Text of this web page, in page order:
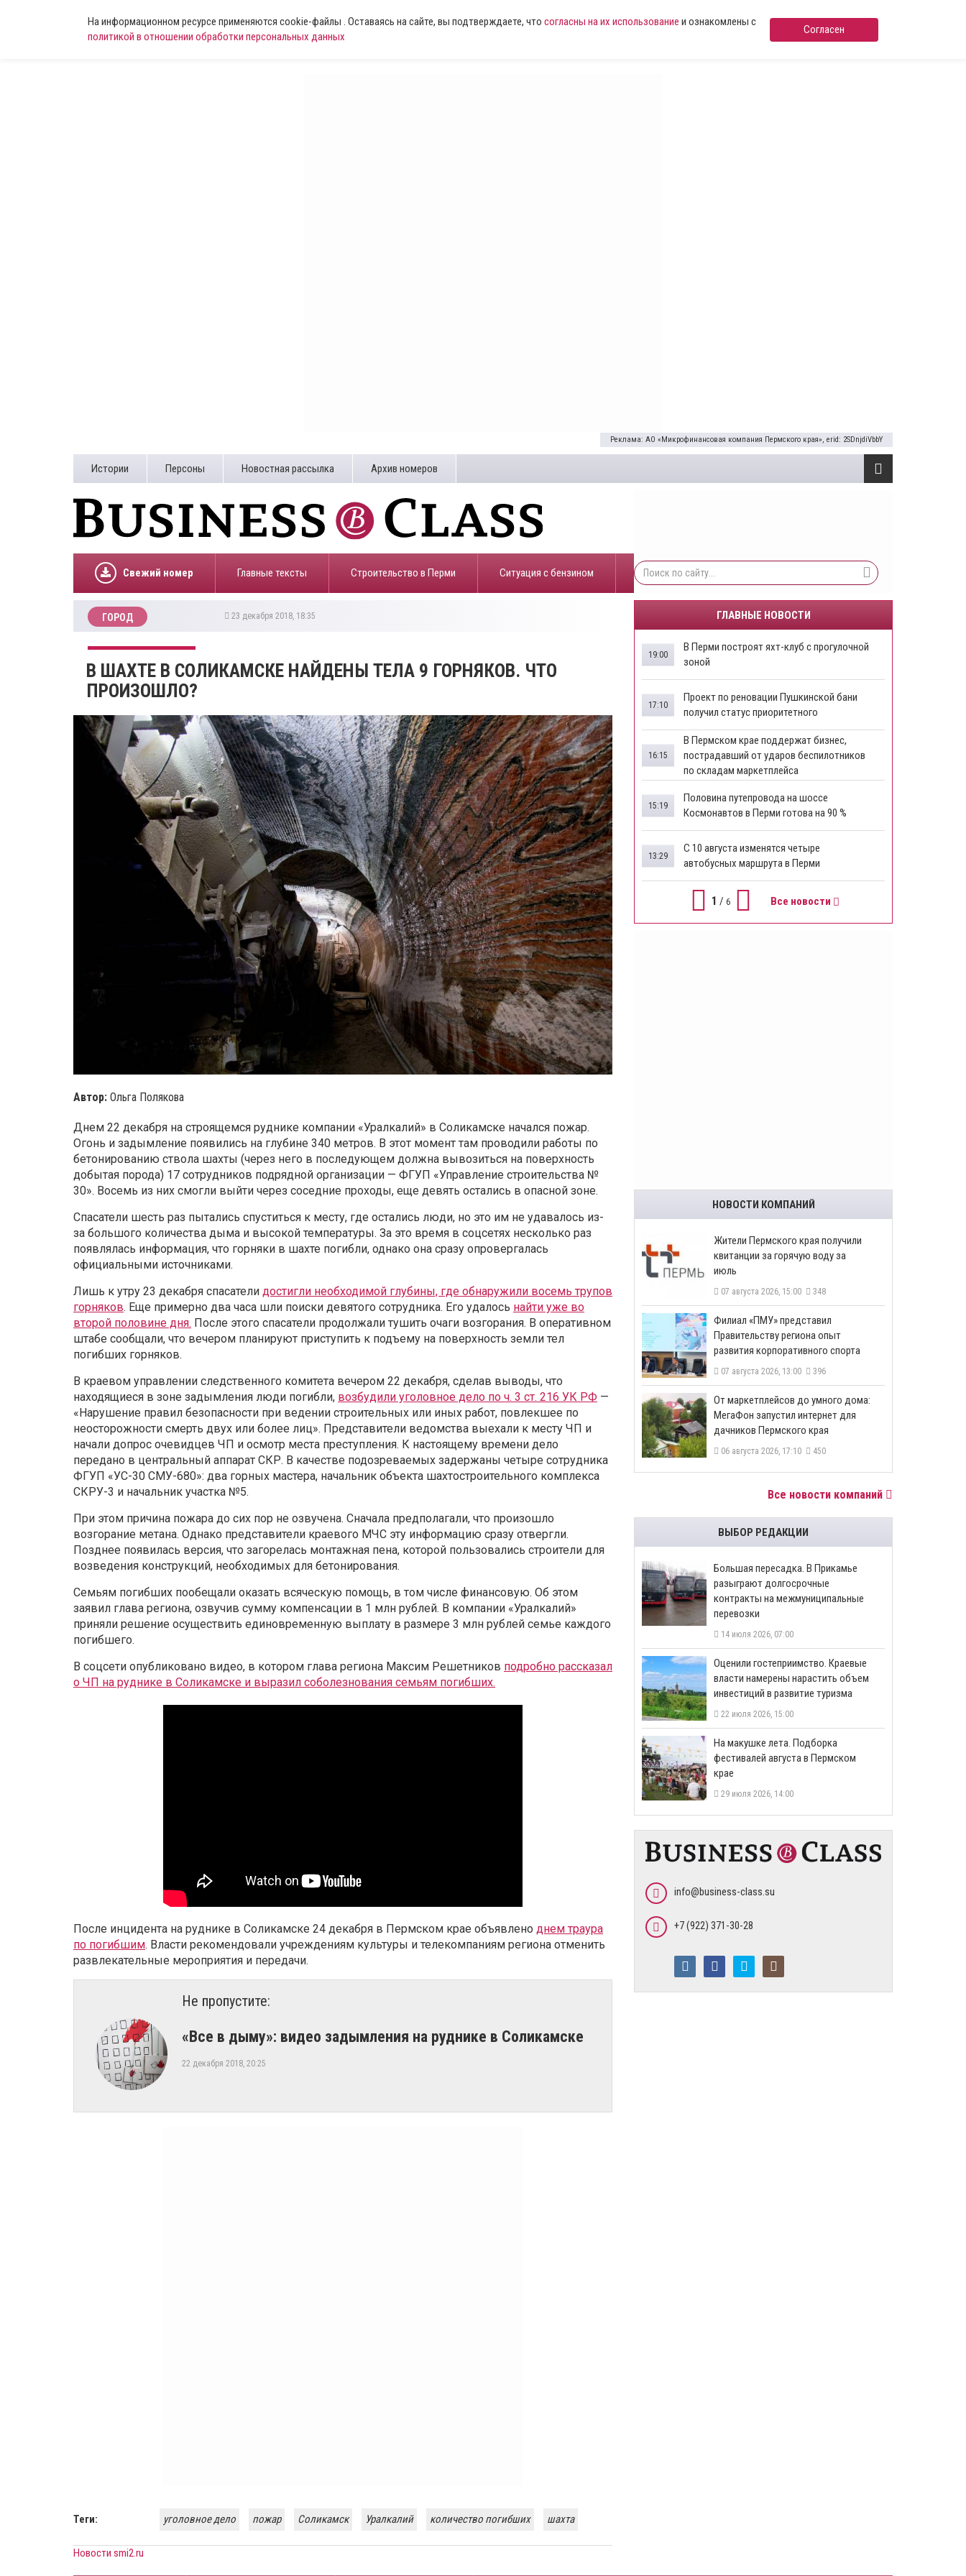
На информационном ресурсе применяются cookie-файлы . Оставаясь на сайте, вы подтверждаете, что согласны на их использование и ознакомлены с
политикой в отношении обработки персональных данных
Согласен
Реклама: АО «Микрофинансовая компания Пермского края», erid: 2SDnjdiVbbY
Истории Персоны Новостная рассылка Архив номеров
Свежий номер Главные тексты Строительство в Перми ​Ситуация с бензином
ГОРОД 23 декабря 2018, 18:35
В ШАХТЕ В СОЛИКАМСКЕ НАЙДЕНЫ ТЕЛА 9 ГОРНЯКОВ. ЧТО
ПРОИЗОШЛО?
Автор: Ольга Полякова
Днем 22 декабря на строящемся руднике компании «Уралкалий» в Соликамске начался пожар.
Огонь и задымление появились на глубине 340 метров. В этот момент там проводили работы по
бетонированию ствола шахты (через него в последующем должна вывозиться на поверхность
добытая порода) 17 сотрудников подрядной организации — ФГУП «Управление строительства №
30». Восемь из них смогли выйти через соседние проходы, еще девять остались в опасной зоне.
Спасатели шесть раз пытались спуститься к месту, где остались люди, но это им не удавалось из-
за большого количества дыма и высокой температуры. За это время в соцсетях несколько раз
появлялась информация, что горняки в шахте погибли, однако она сразу опровергалась
официальными источниками.
Лишь к утру 23 декабря спасатели достигли необходимой глубины, где обнаружили восемь трупов
горняков. Еще примерно два часа шли поиски девятого сотрудника. Его удалось найти уже во
второй половине дня. После этого спасатели продолжали тушить очаги возгорания. В оперативном
штабе сообщали, что вечером планируют приступить к подъему на поверхность земли тел
погибших горняков.
В краевом управлении следственного комитета вечером 22 декабря, сделав выводы, что
находящиеся в зоне задымления люди погибли, возбудили уголовное дело по ч. 3 ст. 216 УК РФ —
«Нарушение правил безопасности при ведении строительных или иных работ, повлекшее по
неосторожности смерть двух или более лиц». Представители ведомства выехали к месту ЧП и
начали допрос очевидцев ЧП и осмотр места преступления. К настоящему времени дело
передано в центральный аппарат СКР. В качестве подозреваемых задержаны четыре сотрудника
ФГУП «УС-30 СМУ-680»: два горных мастера, начальник объекта шахтостроительного комплекса
СКРУ-3 и начальник участка №5.
При этом причина пожара до сих пор не озвучена. Сначала предполагали, что произошло
возгорание метана. Однако представители краевого МЧС эту информацию сразу отвергли.
Позднее появилась версия, что загорелась монтажная пена, которой пользовались строители для
возведения конструкций, необходимых для бетонирования.
Семьям погибших пообещали оказать всяческую помощь, в том числе финансовую. Об этом
заявил глава региона, озвучив сумму компенсации в 1 млн рублей. В компании «Уралкалий»
приняли решение осуществить единовременную выплату в размере 3 млн рублей семье каждого
погибшего.
В соцсети опубликовано видео, в котором глава региона Максим Решетников подробно рассказал
о ЧП на руднике в Соликамске и выразил соболезнования семьям погибших.
После инцидента на руднике в Соликамске 24 декабря в Пермском крае объявлено днем траура
по погибшим. Власти рекомендовали учреждениям культуры и телекомпаниям региона отменить
развлекательные мероприятия и передачи.
Не пропустите:
«Все в дыму»: видео задымления на руднике в Соликамске
22 декабря 2018, 20:25
Теги: уголовное дело пожар Соликамск Уралкалий количество погибших шахта
Новости smi2.ru
ГЛАВНЫЕ НОВОСТИ
В Перми построят яхт-клуб с прогулочной
зоной
19:00
​Проект по реновации Пушкинской бани
получил статус приоритетного
17:10
​В Пермском крае поддержат бизнес,
пострадавший от ударов беспилотников
по складам маркетплейса
16:15
​Половина путепровода на шоссе
Космонавтов в Перми готова на 90 %
15:19
​С 10 августа изменятся четыре
автобусных маршрута в Перми
13:29
1 / 6 Все новости
НОВОСТИ КОМПАНИЙ
​Жители Пермского края получили
квитанции за горячую воду за
июль
07 августа 2026, 15:00 348
​Филиал «ПМУ» представил
Правительству региона опыт
развития корпоративного спорта
07 августа 2026, 13:00 396
От маркетплейсов до умного дома:
МегаФон запустил интернет для
дачников Пермского края
06 августа 2026, 17:10 450
Все новости компаний
ВЫБОР РЕДАКЦИИ
Большая пересадка. В Прикамье
разыграют долгосрочные
контракты на межмуниципальные
перевозки
14 июля 2026, 07:00
Оценили гостеприимство. Краевые
власти намерены нарастить объем
инвестиций в развитие туризма
22 июля 2026, 15:00
На макушке лета. Подборка
фестивалей августа в Пермском
крае
29 июля 2026, 14:00
info@business-class.su
+7 (922) 371-30-28